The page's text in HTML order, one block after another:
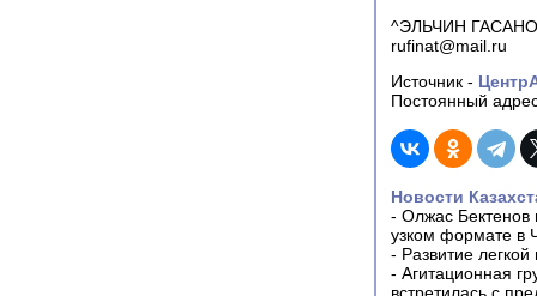
^ЭЛЬЧИН
rufinat@mail.ru
Источник -
Постоянный
Новости
- Олжас Бектенов
узком формате в
- Развитие
- Агитационная